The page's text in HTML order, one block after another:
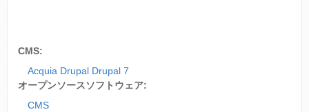
CMS:
Acquia Drupal Drupal 7
オープンソースソフトウェア:
CMS